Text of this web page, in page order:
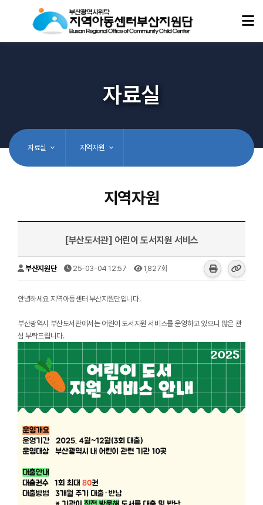
자료실
자료실 지역자원
지역자원
[부산도서관] 어린이 도서지원 서비스
부산지원단 25-03-04 12:57 1,827회
안녕하세요 지역아동센터 부산지원단입니다.
부산광역시 부산도서관에서는 어린이 도서지원 서비스를 운영하고 있으니 많은 관
심 부탁드립니다.